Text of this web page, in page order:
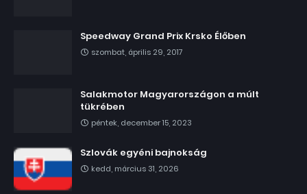
Speedway Grand Prix Krsko Élőben
szombat, április 29, 2017
Salakmotor Magyarországon a múlt
tükrében
péntek, december 15, 2023
Szlovák egyéni bajnokság
kedd, március 31, 2026